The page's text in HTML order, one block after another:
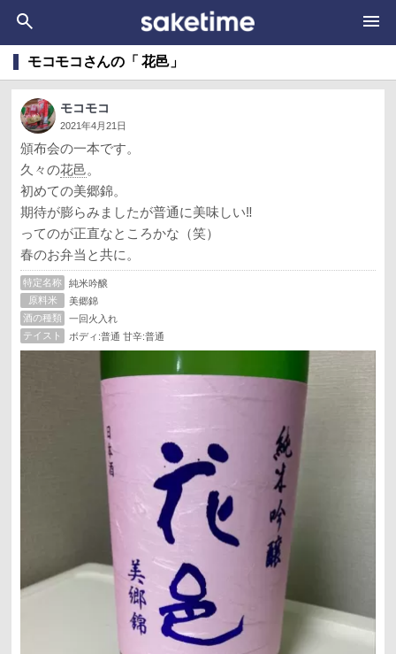
モコモコさんの「 花邑」
モコモコ
2021年4月21日
頒布会の一本です。
久々の花邑。
初めての美郷錦。
期待が膨らみましたが普通に美味しい‼️
ってのが正直なところかな（笑）
春のお弁当と共に。
特定名称
純米吟醸
原料米
美郷錦
酒の種類
一回火入れ
テイスト
ボディ:普通 甘辛:普通